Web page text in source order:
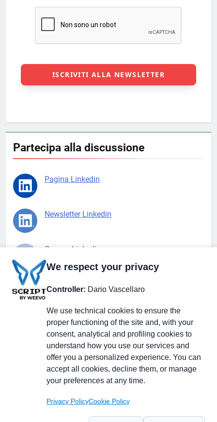
Partecipa alla discussione
Pagina Linkedin
Newsletter Linkedin
Gruppo Linkedin
Pagina Facebook
X.com
Il Giornale delle PMI.
Testata giornalistica
registrata al Tribunale di
Milano n. 353 del 19
novembre 2013 Powered By
Disclaimer Privacy PolicyCookie
We respect your privacy
Controller: Dario Vascellaro
We use technical cookies to ensure the
proper functioning of the site and, with your
consent, analytical and profiling cookies to
understand how you use our services and
offer you a personalized experience. You can
accept all cookies, decline them, or manage
your preferences at any time.
Privacy PolicyCookie Policy